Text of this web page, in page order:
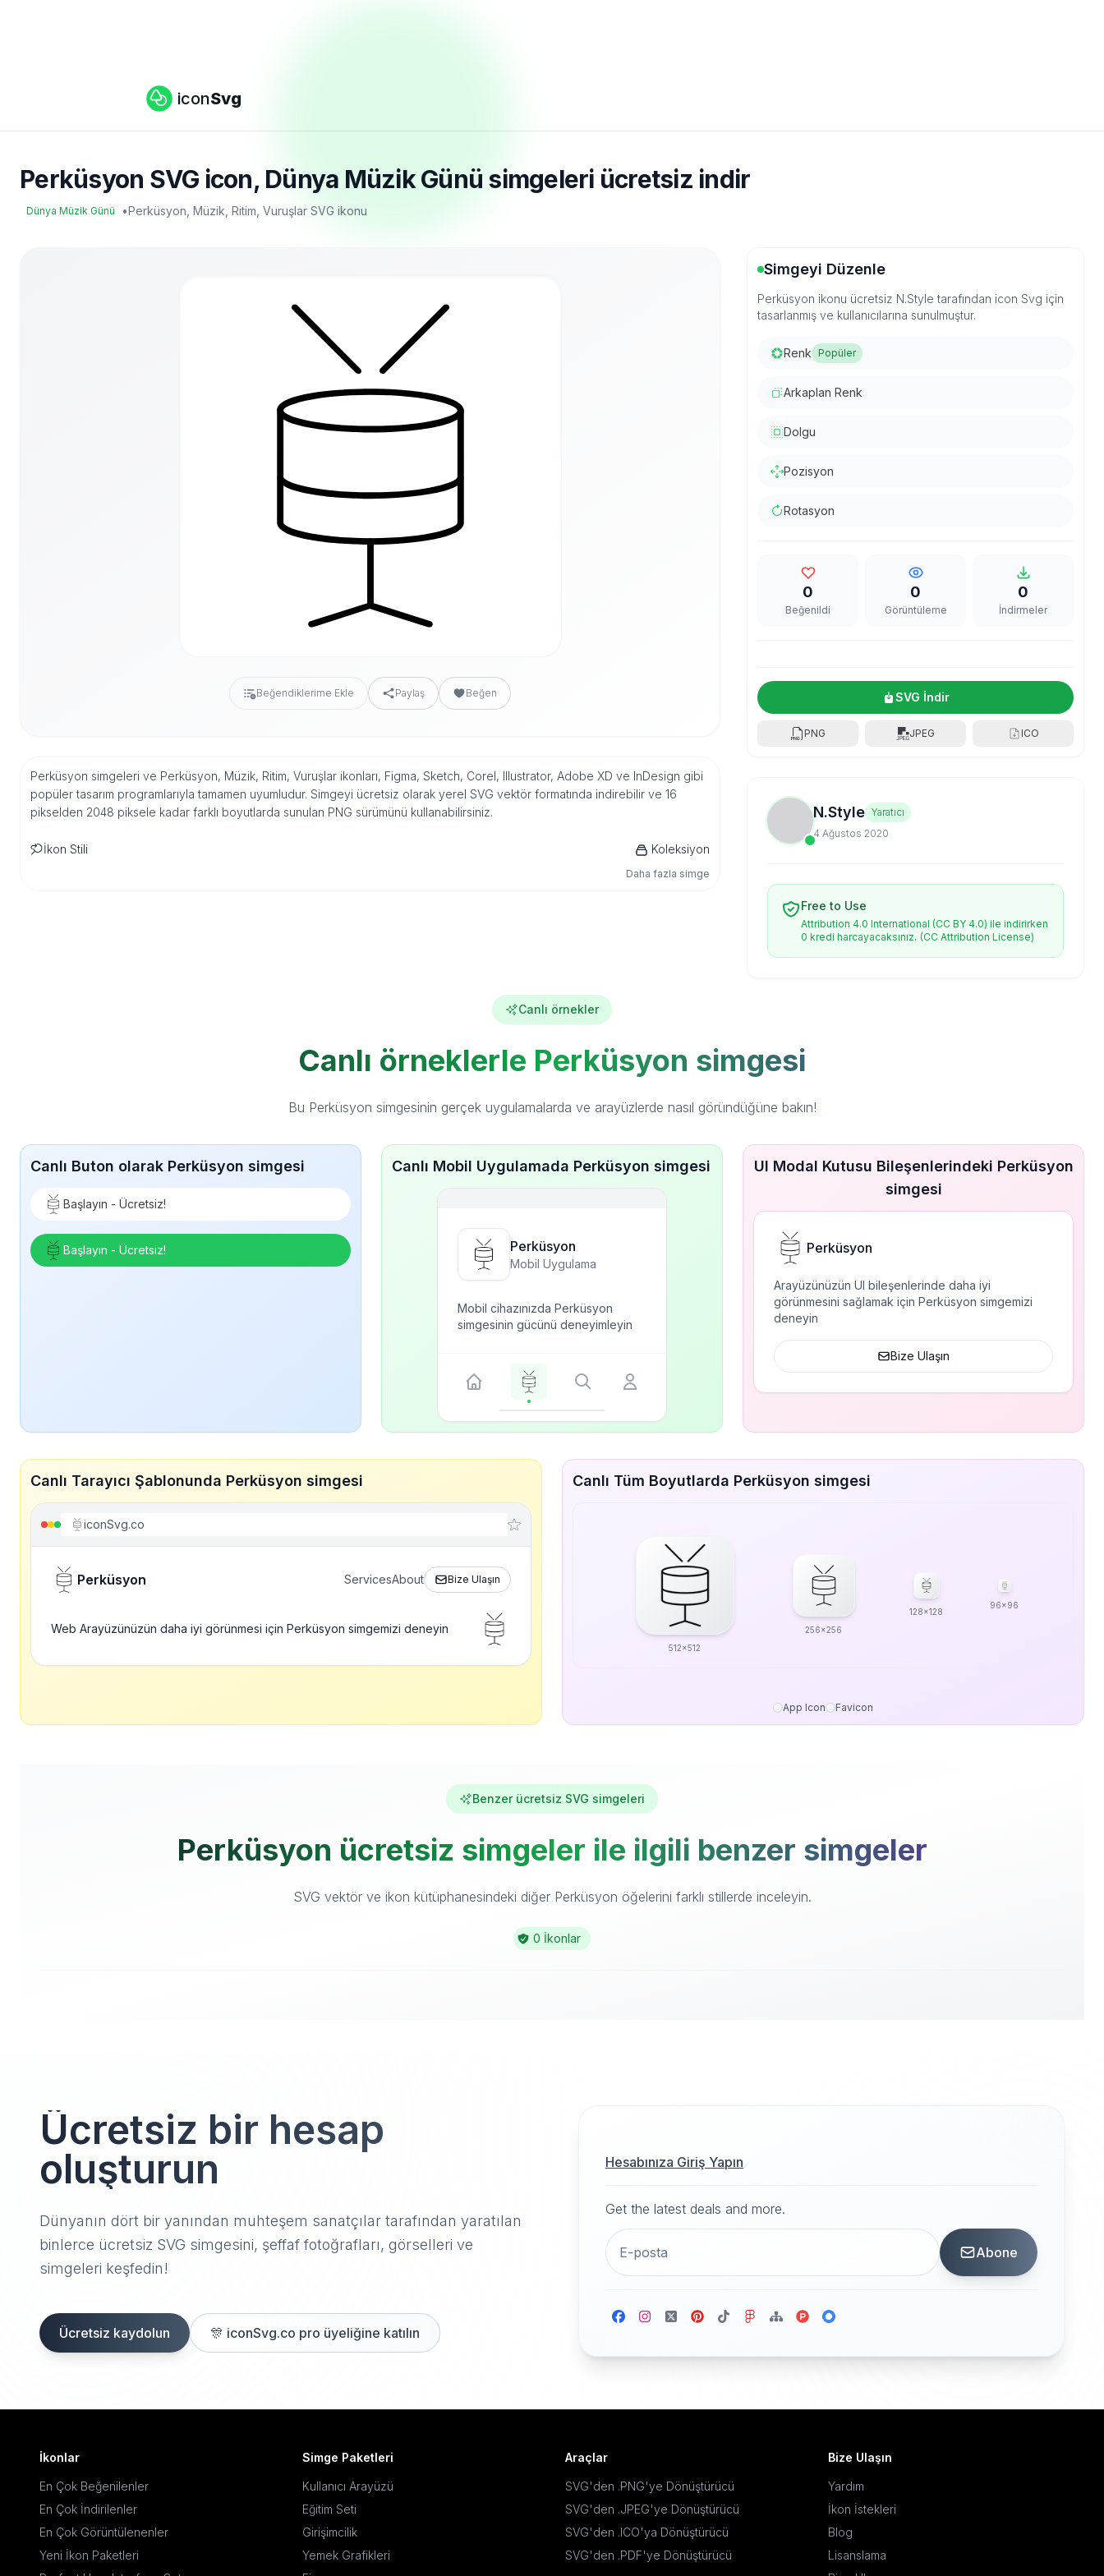
iconSvg
Perküsyon SVG icon, Dünya Müzik Günü simgeleri ücretsiz indir
Dünya Müzik Günü •Perküsyon, Müzik, Ritim, Vuruşlar SVG ikonu
Beğendiklerime Ekle Paylaş Beğen
Perküsyon simgeleri ve Perküsyon, Müzik, Ritim, Vuruşlar ikonları, Figma, Sketch, Corel, Illustrator, Adobe XD ve InDesign gibi
popüler tasarım programlarıyla tamamen uyumludur. Simgeyi ücretsiz olarak yerel SVG vektör formatında indirebilir ve 16
pikselden 2048 piksele kadar farklı boyutlarda sunulan PNG sürümünü kullanabilirsiniz.
İkon Stili Koleksiyon
Daha fazla simge
Simgeyi Düzenle
Perküsyon ikonu ücretsiz N.Style tarafından icon Svg için
tasarlanmış ve kullanıcılarına sunulmuştur.
Renk Popüler
Arkaplan Renk
Dolgu
Pozisyon
Rotasyon
0
Beğenildi
0
Görüntüleme
0
İndirmeler
SVG İndir
PNG JPEG ICO
N.Style Yaratıcı
4 Ağustos 2020
Free to Use
Attribution 4.0 International (CC BY 4.0) ile indirirken
0 kredi harcayacaksınız. (CC Attribution License)
Canlı örnekler
Canlı örneklerle Perküsyon simgesi
Bu Perküsyon simgesinin gerçek uygulamalarda ve arayüzlerde nasıl göründüğüne bakın!
Canlı Buton olarak Perküsyon simgesi
Başlayın - Ücretsiz!
Başlayın - Ücretsiz!
Canlı Mobil Uygulamada Perküsyon simgesi
Perküsyon
Mobil Uygulama
Mobil cihazınızda Perküsyon
simgesinin gücünü deneyimleyin
UI Modal Kutusu Bileşenlerindeki Perküsyon
simgesi
Perküsyon
Arayüzünüzün UI bileşenlerinde daha iyi
görünmesini sağlamak için Perküsyon simgemizi
deneyin
Bize Ulaşın
Canlı Tarayıcı Şablonunda Perküsyon simgesi
iconSvg.co
Perküsyon ServicesAbout Bize Ulaşın
Web Arayüzünüzün daha iyi görünmesi için Perküsyon simgemizi deneyin
Canlı Tüm Boyutlarda Perküsyon simgesi
512x512
256x256
128x128
96x96
App Icon Favicon
Benzer ücretsiz SVG simgeleri
Perküsyon ücretsiz simgeler ile ilgili benzer simgeler
SVG vektör ve ikon kütüphanesindeki diğer Perküsyon öğelerini farklı stillerde inceleyin.
0 İkonlar
Ücretsiz bir hesap
oluşturun
Dünyanın dört bir yanından muhteşem sanatçılar tarafından yaratılan
binlerce ücretsiz SVG simgesini, şeffaf fotoğrafları, görselleri ve
simgeleri keşfedin!
Ücretsiz kaydolun 🎊 iconSvg.co pro üyeliğine katılın
Hesabınıza Giriş Yapın
Get the latest deals and more.
Abone
İkonlar
En Çok Beğenilenler
En Çok İndirilenler
En Çok Görüntülenenler
Yeni İkon Paketleri
Simge Paketleri
Kullanıcı Arayüzü
Eğitim Seti
Girişimcilik
Yemek Grafikleri
Araçlar
SVG'den .PNG'ye Dönüştürücü
SVG'den .JPEG'ye Dönüştürücü
SVG'den .ICO'ya Dönüştürücü
SVG'den .PDF'ye Dönüştürücü
Bize Ulaşın
Yardım
İkon İstekleri
Blog
Lisanslama